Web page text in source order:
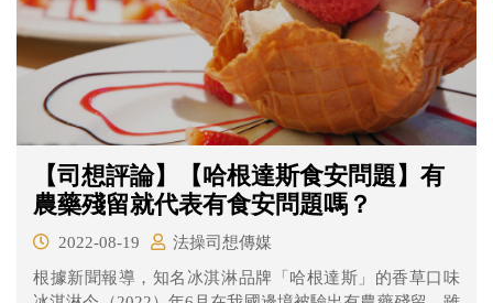
【司想評論】【哈根達斯食安問題】有
農藥殘留就代表有食安問題嗎？
2022-08-19
法操司想傳媒
根據新聞報導，知名冰淇淋品牌「哈根達斯」的香草口味